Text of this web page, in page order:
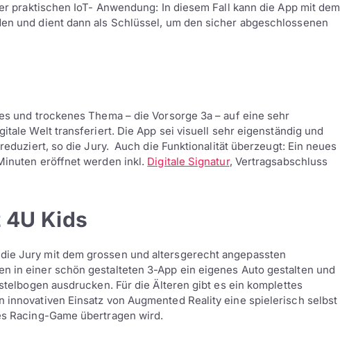
praktischen IoT- Anwendung: In diesem Fall kann die App mit dem
und dient dann als Schlüssel, um den sicher abgeschlossenen
und trockenes Thema – die Vorsorge 3a – auf eine sehr
Welt transferiert. Die App sei visuell sehr eigenständig und
so die Jury. Auch die Funktionalität überzeugt: Ein neues
eröffnet werden inkl. Digitale Signatur, Vertragsabschluss
Kids
Jury mit dem grossen und altersgerecht angepassten
in einer schön gestalteten 3-App ein eigenes Auto gestalten und
ausdrucken. Für die Älteren gibt es ein komplettes
Einsatz von Augmented Reality eine spielerisch selbst
Racing-Game übertragen wird.